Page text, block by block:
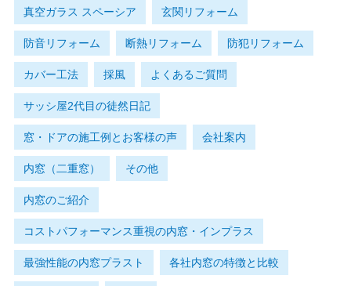
真空ガラス スペーシア 玄関リフォーム
防音リフォーム 断熱リフォーム 防犯リフォーム
カバー工法 採風 よくあるご質問
サッシ屋2代目の徒然日記
窓・ドアの施工例とお客様の声
内窓（二重窓） その他
会社案内
内窓のご紹介
コストパフォーマンス重視の内窓・インプラス
最強性能の内窓プラスト 各社内窓の特徴と比較